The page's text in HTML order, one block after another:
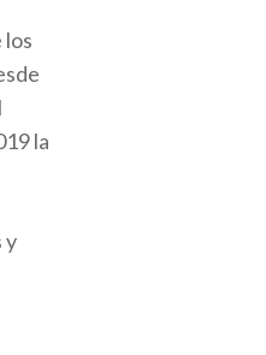
los
la
y